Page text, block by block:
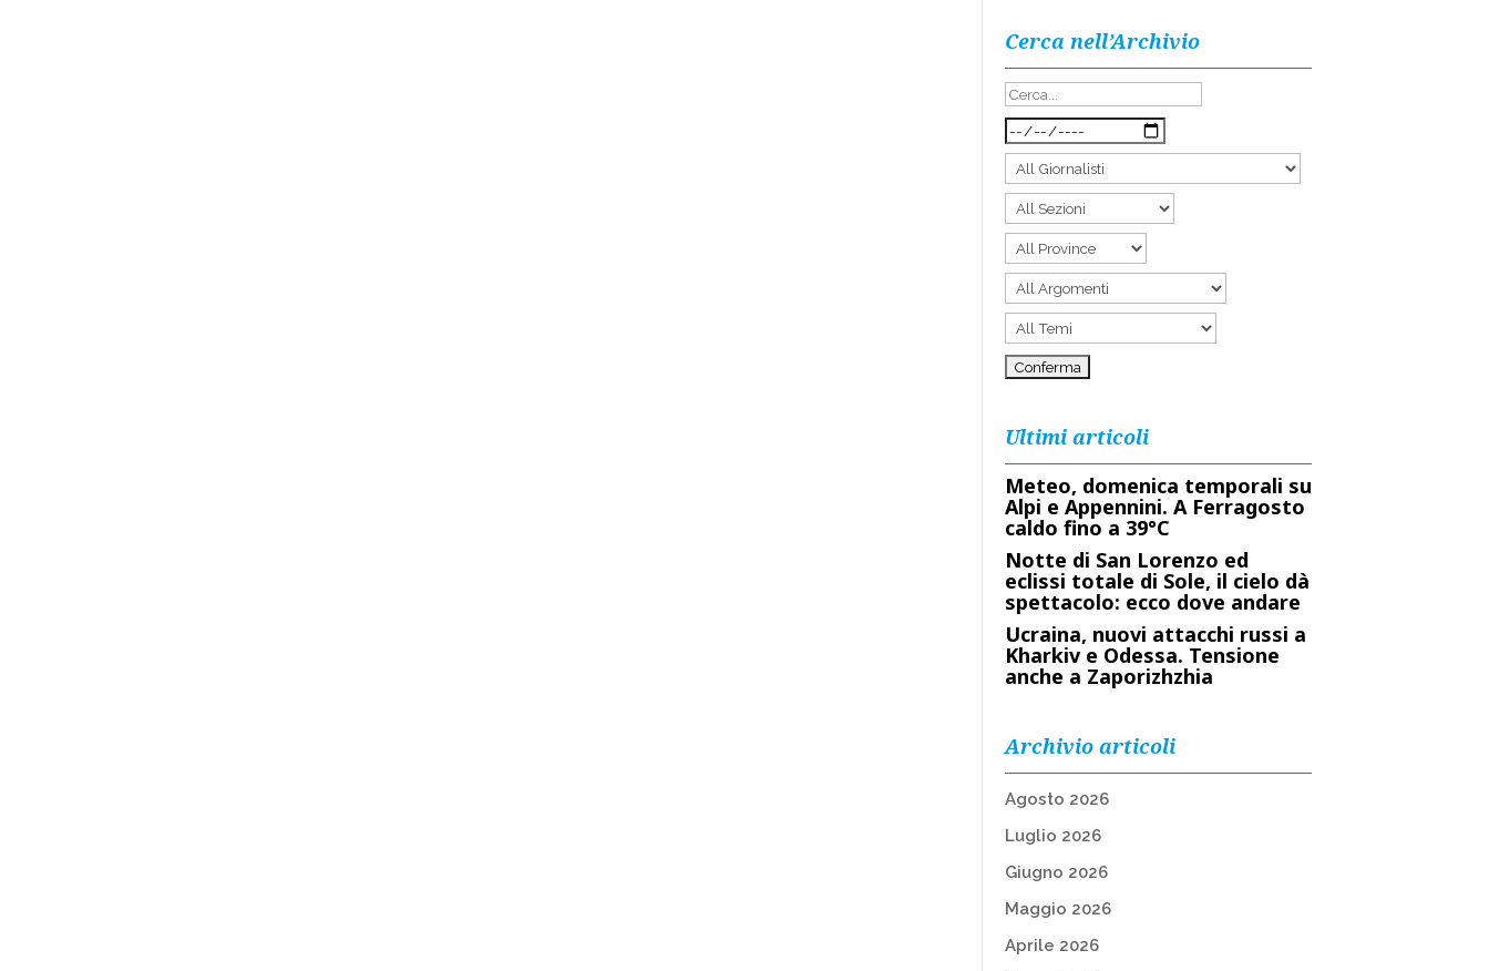
Cerca nell’Archivio
Ultimi articoli
Meteo, domenica temporali su
Alpi e Appennini. A Ferragosto
caldo fino a 39°C
Notte di San Lorenzo ed
eclissi totale di Sole, il cielo dà
spettacolo: ecco dove andare
Ucraina, nuovi attacchi russi a
Kharkiv e Odessa. Tensione
anche a Zaporizhzhia
Archivio articoli
Agosto 2026
Luglio 2026
Giugno 2026
Maggio 2026
Aprile 2026